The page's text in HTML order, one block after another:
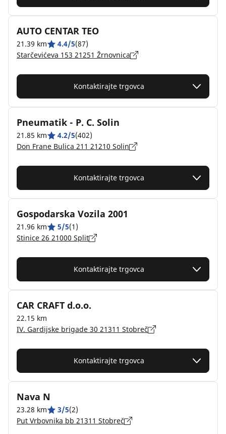
AUTO CENTAR TEO
21.39 km 4.4/5(87)
Starčevićeva 153 21251 Žrnovnica
Kontaktirajte trgovca
Pneumatik - P. C. Solin
21.85 km 4.2/5(402)
Don Frane Bulica 211 21210 Solin
Kontaktirajte trgovca
Gospodarska Vozila 2001
21.96 km 5/5(1)
Stinice 26 21000 Split
Kontaktirajte trgovca
CAR CRAFT d.o.o.
22.15 km
IV. Gardijske brigade 30 21311 Stobreč
Kontaktirajte trgovca
Nava N
23.28 km 3/5(2)
Put Vrbovnika bb 21311 Stobreč